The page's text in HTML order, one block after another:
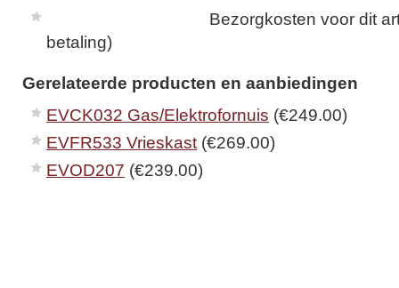
Bezorgkosten voor dit
betaling)
Gerelateerde producten en aanbiedingen
EVCK032 Gas/Elektrofornuis (€249.00)
EVFR533 Vrieskast (€269.00)
EVOD207 (€239.00)